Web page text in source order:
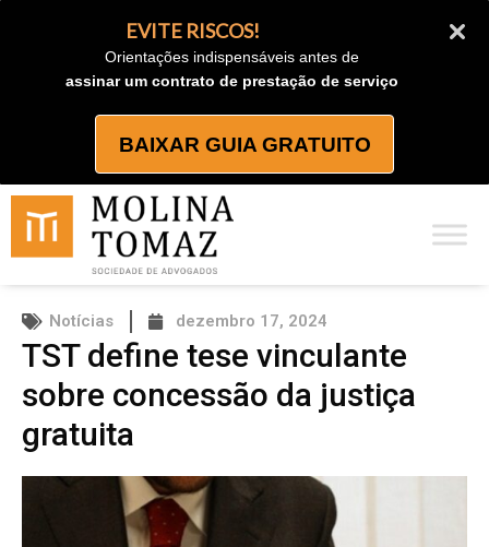
EVITE RISCOS!
Orientações indispensáveis antes de
assinar um contrato de prestação de serviço
BAIXAR GUIA GRATUITO
Notícias dezembro 17, 2024
TST define tese vinculante
sobre concessão da justiça
gratuita